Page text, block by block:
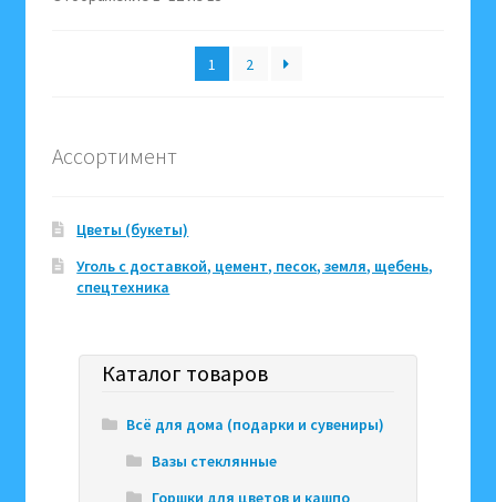
возрастанию
1
2
Ассортимент
Цветы (букеты)
Уголь с доставкой, цемент, песок, земля, щебень,
спецтехника
Каталог товаров
Всё для дома (подарки и сувениры)
Вазы стеклянные
Горшки для цветов и кашпо